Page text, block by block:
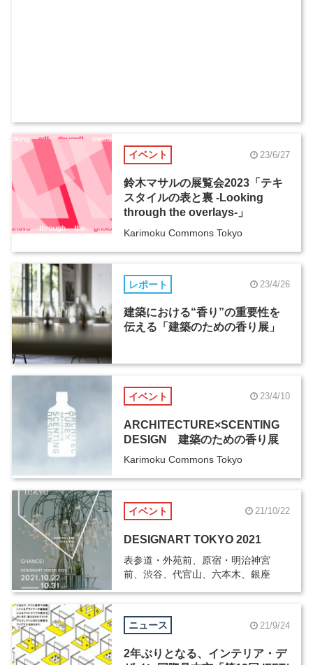
イベント 23/6/27
鈴木マサルの展覧会2023「テキ
スタイルの表と裏 -Looking
through the overlays-」
Karimoku Commons Tokyo
レポート 23/4/26
建築における“香り”の重要性を
伝える「建築のための香り展」
イベント 23/4/10
ARCHITECTURE×SCENTING
DESIGN 建築のための香り展
Karimoku Commons Tokyo
イベント 21/10/22
DESIGNART TOKYO 2021
表参道・外苑前、原宿・明治神宮
前、渋谷、代官山、六本木、銀座
ニュース 21/9/24
2年ぶりとなる、インテリア・デ